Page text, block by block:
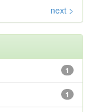
next >
1
1